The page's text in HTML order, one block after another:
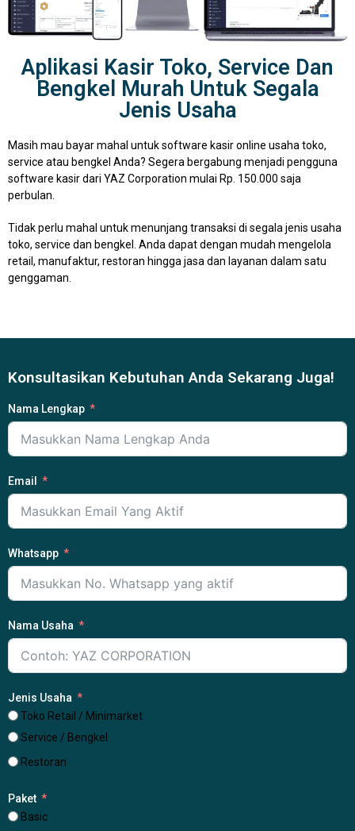
Aplikasi Kasir Toko, Service Dan
Bengkel Murah Untuk Segala
Jenis Usaha
Masih mau bayar mahal untuk software kasir online usaha toko,
service atau bengkel Anda? Segera bergabung menjadi pengguna
software kasir dari YAZ Corporation mulai Rp. 150.000 saja
perbulan.
Tidak perlu mahal untuk menunjang transaksi di segala jenis usaha
toko, service dan bengkel. Anda dapat dengan mudah mengelola
retail, manufaktur, restoran hingga jasa dan layanan dalam satu
genggaman.
Konsultasikan Kebutuhan Anda Sekarang Juga!
Nama Lengkap
Email
Whatsapp
Nama Usaha
Jenis Usaha
Toko Retail / Minimarket
Service / Bengkel
Restoran
Paket
Basic